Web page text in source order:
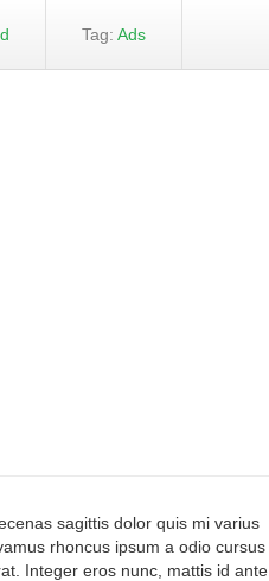
Tag: Ads
sagittis dolor quis mi varius
rhoncus ipsum a odio cursus
Integer eros nunc, mattis id ante